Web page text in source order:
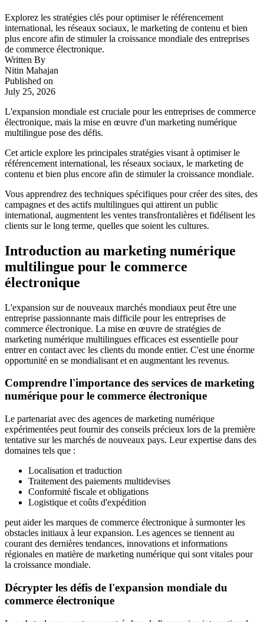
Explorez les stratégies clés pour optimiser le référencement
international, les réseaux sociaux, le marketing de contenu et bien
plus encore afin de stimuler la croissance mondiale des entreprises
de commerce électronique.
Written By
Nitin Mahajan
Published on
July 25, 2026
L'expansion mondiale est cruciale pour les entreprises de commerce
électronique, mais la mise en œuvre d'un marketing numérique
multilingue pose des défis.
Cet article explore les principales stratégies visant à optimiser le
référencement international, les réseaux sociaux, le marketing de
contenu et bien plus encore afin de stimuler la croissance mondiale.
Vous apprendrez des techniques spécifiques pour créer des sites, des
campagnes et des actifs multilingues qui attirent un public
international, augmentent les ventes transfrontalières et fidélisent les
clients sur le long terme, quelles que soient les cultures.
Introduction au marketing numérique
multilingue pour le commerce
électronique
L'expansion sur de nouveaux marchés mondiaux peut être une
entreprise passionnante mais difficile pour les entreprises de
commerce électronique. La mise en œuvre de stratégies de
marketing numérique multilingues efficaces est essentielle pour
entrer en contact avec les clients du monde entier. C'est une énorme
opportunité en se mondialisant et en augmentant les revenus.
Comprendre l'importance des services de marketing
numérique pour le commerce électronique
Le partenariat avec des agences de marketing numérique
expérimentées peut fournir des conseils précieux lors de la première
tentative sur les marchés de nouveaux pays. Leur expertise dans des
domaines tels que :
Localisation et traduction
Traitement des paiements multidevises
Conformité fiscale et obligations
Logistique et coûts d'expédition
peut aider les marques de commerce électronique à surmonter les
obstacles initiaux à leur expansion. Les agences se tiennent au
courant des dernières tendances, innovations et informations
régionales en matière de marketing numérique qui sont vitales pour
la croissance mondiale.
Décrypter les défis de l'expansion mondiale du
commerce électronique